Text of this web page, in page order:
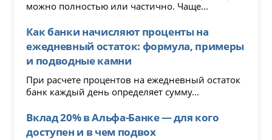
можно полностью или частично. Чаще...
Как банки начисляют проценты на
ежедневный остаток: формула, примеры
и подводные камни
При расчете процентов на ежедневный остаток
банк каждый день определяет сумму...
Вклад 20% в Альфа-Банке — для кого
доступен и в чем подвох